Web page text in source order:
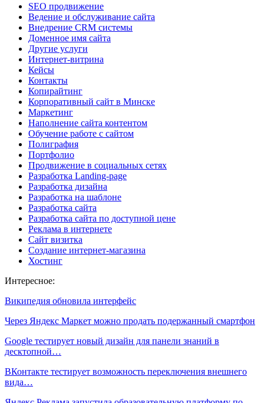
SEO продвижение
Ведение и обслуживание сайта
Внедрение CRM системы
Доменное имя сайта
Другие услуги
Интернет-витрина
Кейсы
Контакты
Копирайтинг
Корпоративный сайт в Минске
Маркетинг
Наполнение сайта контентом
Обучение работе с сайтом
Полиграфия
Портфолио
Продвижение в социальных сетях
Разработка Landing-page
Разработка дизайна
Разработка на шаблоне
Разработка сайта
Разработка сайта по доступной цене
Реклама в интернете
Сайт визитка
Создание интернет-магазина
Хостинг
Интересное:
Википедия обновила интерфейс
Через Яндекс Маркет можно продать подержанный смартфон
Google тестирует новый дизайн для панели знаний в
десктопной…
ВКонтакте тестирует возможность переключения внешнего
вида…